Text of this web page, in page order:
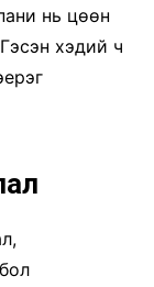
нь цөөн
хэдий ч